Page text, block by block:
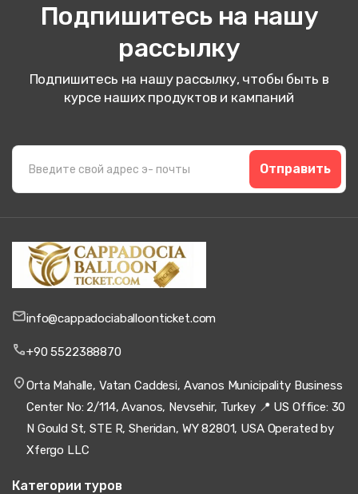
Подпишитесь на нашу
рассылку
Подпишитесь на нашу рассылку, чтобы быть в
курсе наших продуктов и кампаний
Отправить
info@cappadociaballoonticket.com
+90 5522388870
Orta Mahalle, Vatan Caddesi, Avanos Municipality Business
Center No: 2/114, Avanos, Nevsehir, Turkey 📍 US Office: 30
N Gould St, STE R, Sheridan, WY 82801, USA Operated by
Xfergo LLC
Категории туров